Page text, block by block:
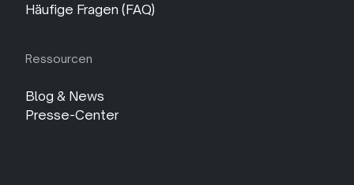
Häufige Fragen (FAQ)
Ressourcen
Blog & News
Presse-Center